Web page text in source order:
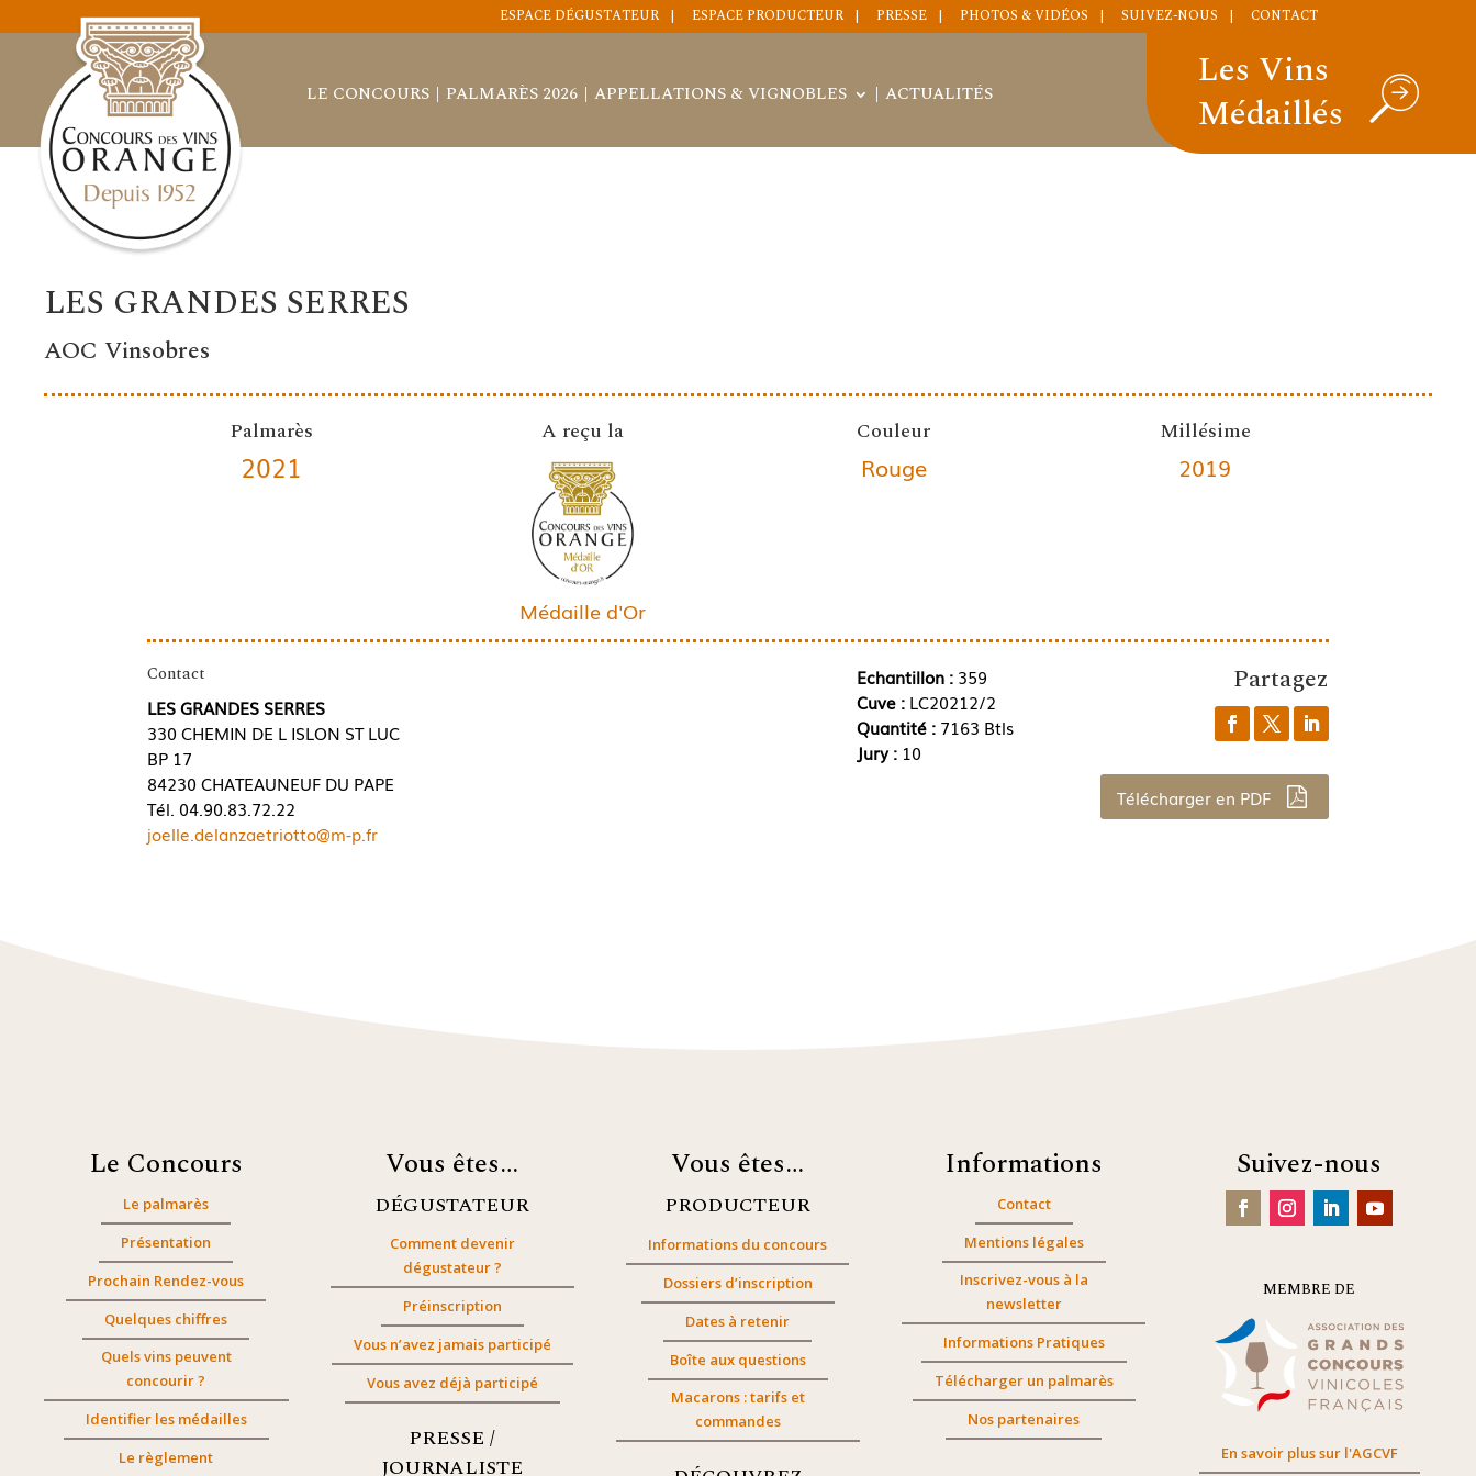
ESPACE DÉGUSTATEUR ESPACE PRODUCTEUR PRESSE PHOTOS & VIDÉOS SUIVEZ-NOUS CONTACT
LE CONCOURS PALMARÈS 2026 APPELLATIONS & VIGNOBLES ACTUALITÉS
Les Vins
Médaillés
LES GRANDES SERRES
AOC Vinsobres
Palmarès
2021
A reçu la
Médaille d'Or
Couleur
Rouge
Millésime
2019
Contact
LES GRANDES SERRES
330 CHEMIN DE L ISLON ST LUC
BP 17
84230 CHATEAUNEUF DU PAPE
Tél. 04.90.83.72.22
joelle.delanzaetriotto@m-p.fr
Echantillon :359
Cuve : LC20212/2
Quantité : 7163 Btls
Jury : 10
Partagez
Télécharger en PDF
Le Concours
Le palmarès
Présentation
Prochain Rendez-vous
Quelques chiffres
Quels vins peuvent
concourir ?
Identifier les médailles
Le règlement
Vous êtes…
DÉGUSTATEUR
Comment devenir
dégustateur ?
Préinscription
Vous n’avez jamais participé
Vous avez déjà participé
PRESSE /
JOURNALISTE
Vous êtes…
PRODUCTEUR
Informations du concours
Dossiers d’inscription
Dates à retenir
Boîte aux questions
Macarons : tarifs et
commandes
Informations
Contact
Mentions légales
Inscrivez-vous à la
newsletter
Informations Pratiques
Télécharger un palmarès
Nos partenaires
Suivez-nous
MEMBRE DE
En savoir plus sur l'AGCVF